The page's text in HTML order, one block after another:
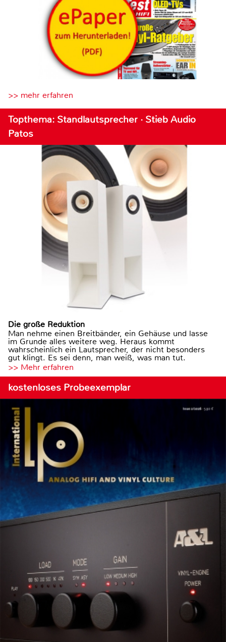
>> mehr erfahren
Topthema: Standlautsprecher · Stieb Audio
Patos
Die große Reduktion
Man nehme einen Breitbänder, ein Gehäuse und lasse
im Grunde alles weitere weg. Heraus kommt
wahrscheinlich ein Lautsprecher, der nicht besonders
gut klingt. Es sei denn, man weiß, was man tut.
>> Mehr erfahren
kostenloses Probeexemplar